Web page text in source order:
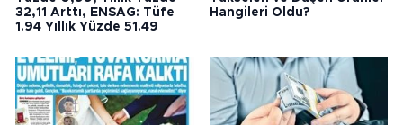
32,11 Arttı, ENSAG: Tüfe
1.94 Yıllık Yüzde 51.49
Hangileri Oldu?